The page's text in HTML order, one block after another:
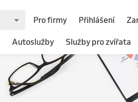
Pro firmy Přihlášení
Autoslužby Služby pro zvířata